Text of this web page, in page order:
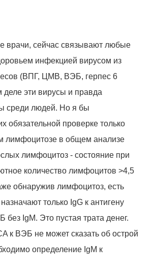
врачи, сейчас связывают любые
инфекцией вирусом из
(ВПГ, ЦМВ, ВЭБ, герпес 6
эти вирусы и правда
среди людей. Но я бы
обязательной проверке только
лимфоцитозе в общем анализе
лимфоцитоз - состояние при
количество лимфоцитов >4,5
обнаружив лимфоцитоз, есть
только IgG к антигену
без IgM. Это пустая трата денег.
к ВЭБ не может сказать об острой
определение IgM к